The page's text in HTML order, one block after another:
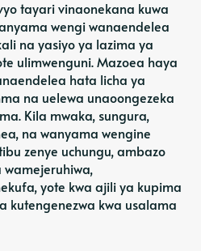
tayari vinaonekana kuwa
wengi wanaendelea
na yasiyo ya lazima ya
ulimwenguni. Mazoea haya
hata licha ya
na uelewa unaoongezeka
Kila mwaka, sungura,
na wanyama wengine
zenye uchungu, ambazo
wamejeruhiwa,
yote kwa ajili ya kupima
kutengenezwa kwa usalama